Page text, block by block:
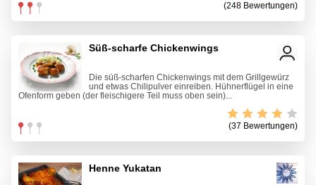
(248 Bewertungen)
Süß-scharfe Chickenwings
Die süß-scharfen Chickenwings mit dem Grillgewürz
und etwas Chilipulver einreiben. Hühnerflügel in eine
Ofenform geben (der fleischigere Teil muss oben sein)...
(37 Bewertungen)
Henne Yukatan